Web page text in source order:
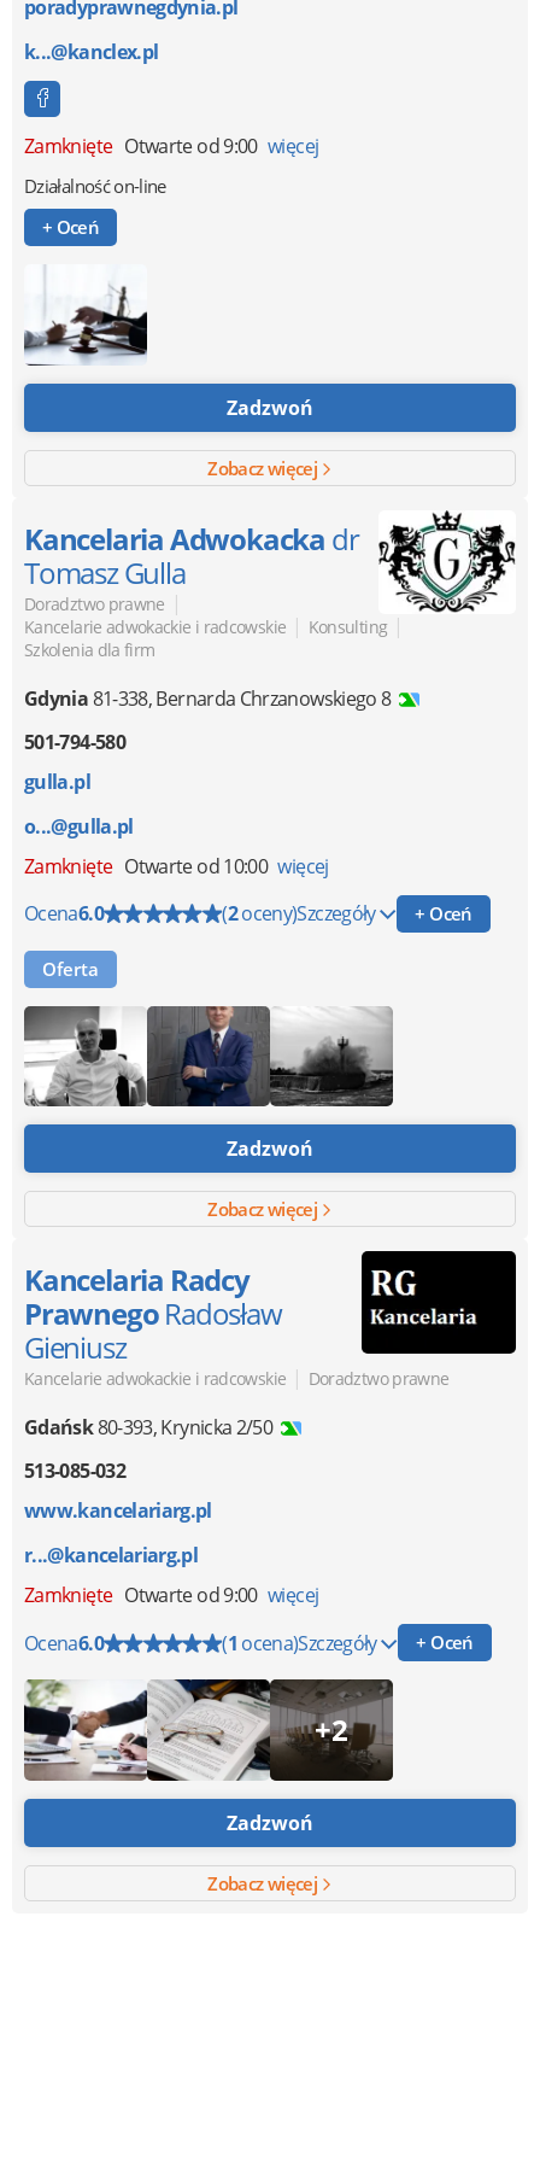
poradyprawnegdynia.pl
k...@kanclex.pl
Zamknięte Otwarte od 9:00 więcej
Działalność on-line
+ Oceń
Zadzwoń
Zobacz więcej
Kancelaria Adwokacka dr
Tomasz Gulla
Doradztwo prawne |
Kancelarie adwokackie i radcowskie | Konsulting |
Szkolenia dla firm
Gdynia81-338,Bernarda Chrzanowskiego 8
501-794-580
gulla.pl
o...@gulla.pl
Zamknięte Otwarte od 10:00 więcej
Ocena6.0 (2oceny)Szczegóły + Oceń
Oferta
Zadzwoń
Zobacz więcej
Kancelaria Radcy
PrawnegoRadosław
Gieniusz
Kancelarie adwokackie i radcowskie | Doradztwo prawne
Gdańsk80-393,Krynicka 2/50
513-085-032
www.kancelariarg.pl
r...@kancelariarg.pl
Zamknięte Otwarte od 9:00 więcej
Ocena6.0 (1 ocena)Szczegóły + Oceń
+2
Zadzwoń
Zobacz więcej